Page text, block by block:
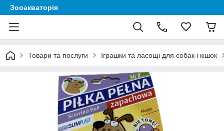
Зооакваторія
Товари та послуги Іграшки та ласощі для собак і кішок